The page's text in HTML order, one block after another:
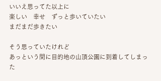
いいえ思ってた以上に
楽しい　幸せ　ずっと歩いていたい
まだまだ歩きたい
そう思っていたけれど
あっという間に目的地の山頂公園に到着してしまっ
た